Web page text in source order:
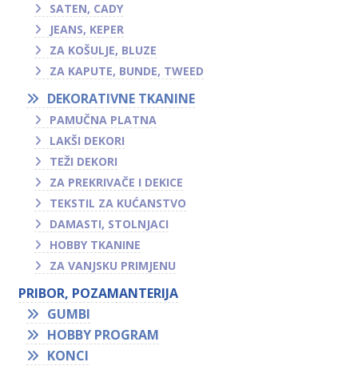
SATEN, CADY
JEANS, KEPER
ZA KOŠULJE, BLUZE
ZA KAPUTE, BUNDE, TWEED
DEKORATIVNE TKANINE
PAMUČNA PLATNA
LAKŠI DEKORI
TEŽI DEKORI
ZA PREKRIVAČE I DEKICE
TEKSTIL ZA KUĆANSTVO
DAMASTI, STOLNJACI
HOBBY TKANINE
ZA VANJSKU PRIMJENU
PRIBOR, POZAMANTERIJA
GUMBI
HOBBY PROGRAM
KONCI